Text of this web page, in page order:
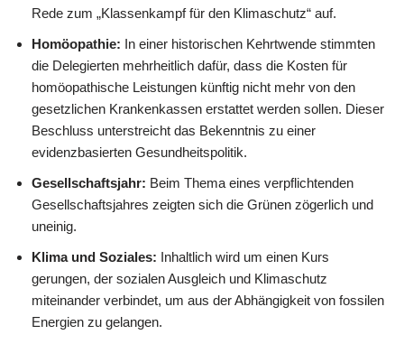
Rede zum „Klassenkampf für den Klimaschutz“ auf.
Homöopathie: In einer historischen Kehrtwende stimmten
die Delegierten mehrheitlich dafür, dass die Kosten für
homöopathische Leistungen künftig nicht mehr von den
gesetzlichen Krankenkassen erstattet werden sollen. Dieser
Beschluss unterstreicht das Bekenntnis zu einer
evidenzbasierten Gesundheitspolitik.
Gesellschaftsjahr: Beim Thema eines verpflichtenden
Gesellschaftsjahres zeigten sich die Grünen zögerlich und
uneinig.
Klima und Soziales: Inhaltlich wird um einen Kurs
gerungen, der sozialen Ausgleich und Klimaschutz
miteinander verbindet, um aus der Abhängigkeit von fossilen
Energien zu gelangen.